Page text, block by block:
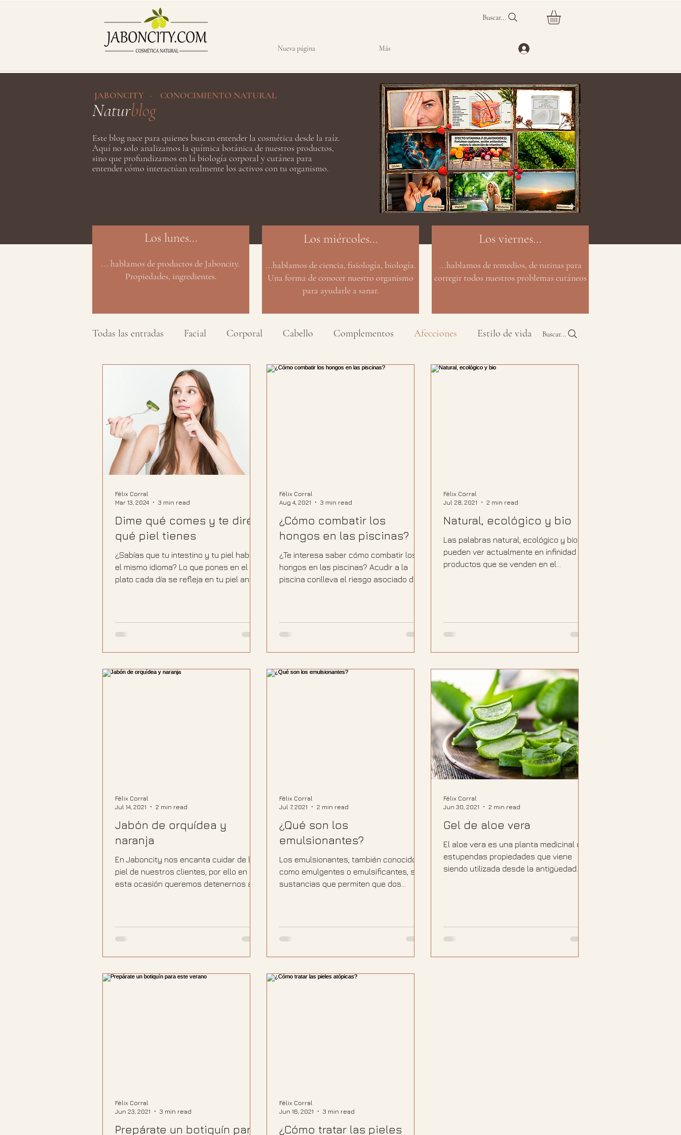
Nueva página Más
Buscar...
JABONCITY · CONOCIMIENTO NATURAL
Naturblog
Este blog nace para quienes buscan entender la cosmética desde la raíz.
Aquí no solo analizamos la química botánica de nuestros productos,
sino que profundizamos en la biología corporal y cutánea para
entender cómo interactúan realmente los activos con tu organismo.
Los lunes...
... hablamos de productos de Jaboncity.
Propiedades, ingredientes.
Los miércoles...
...hablamos de ciencia, fisiología, biología.
Una forma de conocer nuestro organismo
para ayudarle a sanar.
Los viernes...
...hablamos de remedios, de rutinas para
corregir todos nuestros problemas cutáneos
Todas las entradas Facial Corporal Cabello Complementos Afecciones Estilo de vida
Rigor informativo Salud Productos
Dime qué comes y te diré
qué piel tienes
¿Sabías que tu intestino y tu piel hablan
el mismo idioma? Lo que pones en el
plato cada día se refleja en tu piel antes
tu alimentación y el estado de tu piel.
Porque cuidarse empieza mucho antes
Félix Corral
Mar 13, 2024
3 min read
¿Cómo combatir los
hongos en las piscinas?
¿Te interesa saber cómo combatir los
hongos en las piscinas? Acudir a la
piscina conlleva el riesgo asociado de
Félix Corral
Aug 4, 2021
3 min read
Natural, ecológico y bio
Las palabras natural, ecológico y bio se
pueden ver actualmente en infinidad de
productos que se venden en el
Félix Corral
Jul 28, 2021
2 min read
Jabón de orquídea y
naranja
En Jaboncity nos encanta cuidar de la
piel de nuestros clientes, por ello en
esta ocasión queremos detenernos a
Félix Corral
Jul 14, 2021
2 min read
¿Qué son los
emulsionantes?
Los emulsionantes, también conocidos
como emulgentes o emulsificantes, son
sustancias que permiten que dos
Félix Corral
Jul 7, 2021
2 min read
Gel de aloe vera
El aloe vera es una planta medicinal con
estupendas propiedades que viene
siendo utilizada desde la antigüedad
Félix Corral
Jun 30, 2021
2 min read
Prepárate un botiquín para
Félix Corral
Jun 23, 2021
3 min read
¿Cómo tratar las pieles
Félix Corral
Jun 16, 2021
3 min read
Buscar...